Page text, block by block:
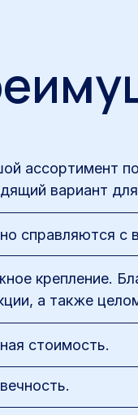
ассортимент
вариант
справляются с
крепление.
а также
стоимость.